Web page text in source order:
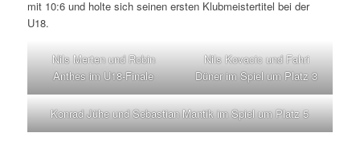
mit 10:6 und holte sich seinen ersten Klubmeistertitel bei der
U18.
Nils Merten und Robin
Anthes im U18-Finale
Nils Kovacic und Fahri
Düner im Spiel um Platz 3
Konrad Jühe und Sebastian Mantik im Spiel um Platz 5